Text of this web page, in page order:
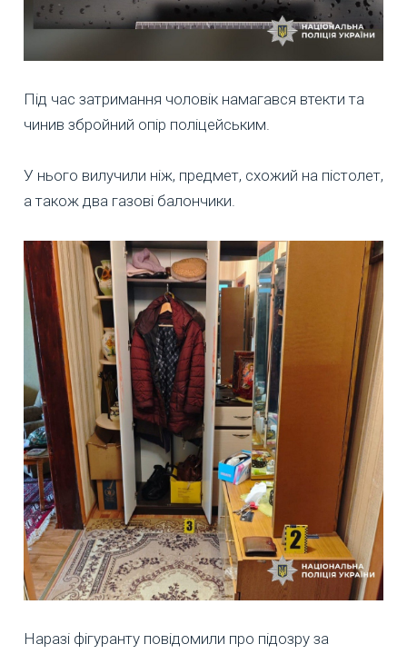
Під час затримання чоловік намагався втекти та
чинив збройний опір поліцейським.
У нього вилучили ніж, предмет, схожий на пістолет,
а також два газові балончики.
Наразі фігуранту повідомили про підозру за